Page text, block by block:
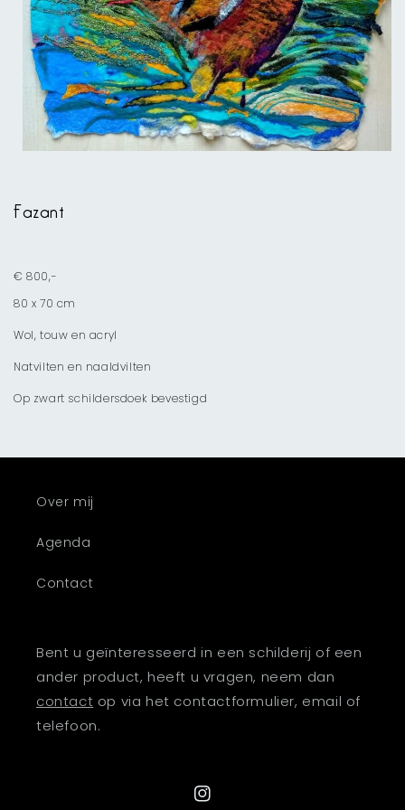
modaal
Fazant
€ 800,-
80 x 70 cm
Wol, touw en acryl
Natvilten en naaldvilten
Op zwart schildersdoek bevestigd
Over mij
Agenda
Contact
Bent u geïnteresseerd in een schilderij of een
ander product, heeft u vragen, neem dan
contact op via het contactformulier, email of
telefoon.
Instagram